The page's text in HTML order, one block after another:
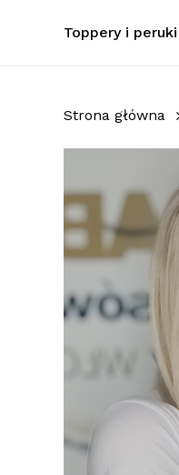
Wciśnij enter
Toppery i peruki
Strona główna